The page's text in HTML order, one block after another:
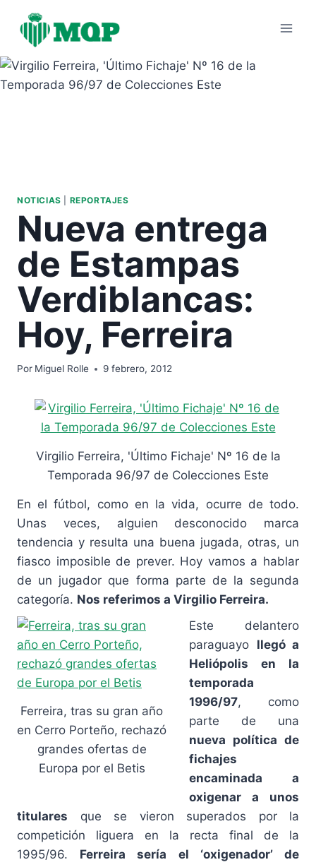
contenido
NOTICIAS REPORTAJES
Nueva entrega
de Estampas
Verdiblancas:
Hoy, Ferreira
Por Miguel Rolle 9 febrero, 2012
Virgilio Ferreira, 'Último Fichaje' Nº 16 de la
Temporada 96/97 de Colecciones Este
En el fútbol, como en la vida, ocurre de todo.
Unas veces, alguien desconocido marca
tendencia y resulta una buena jugada, otras, un
fiasco imposible de prever. Hoy vamos a hablar
de un jugador que forma parte de la segunda
categoría. Nos referimos a Virgilio Ferreira.
Ferreira, tras su gran año
en Cerro Porteño, rechazó
grandes ofertas de
Europa por el Betis
Este delantero
paraguayo llegó a
Heliópolis en la
temporada
1996/97, como
parte de una
nueva política de
fichajes
encaminada a
oxigenar a unos
titulares que se vieron superados por la
competición liguera en la recta final de la
1995/96. Ferreira sería el ‘oxigenador’ de